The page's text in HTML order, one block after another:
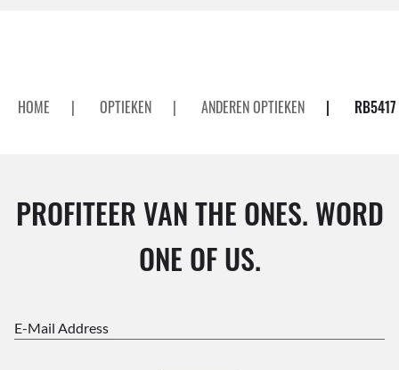
HOME | OPTIEKEN | ANDEREN OPTIEKEN |
PROFITEER VAN THE ONES. WORD
ONE OF US.
E-Mail Address